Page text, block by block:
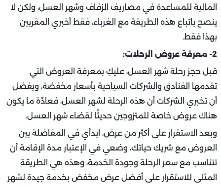
المالية للمساعدة في مصاريف الزفاف وشهر العسل، ولكن لا
ينصح باتباع هذه الطريقة مع الغرباء، فقط أخبري المقربين
بهذا فقط.
2- معرفة عروض الرحلات:
قبل حجز رحلة شهر العسل، عليكِ بمعرفة العروض التي
تقدمها الفنادق والشركات السياحية بأسعار مخفضة، ويفضل
أن تخبري الشركات أن هذه الرحلة لشهر العسل، فعادًة ما يكون
هناك عروض خاصة للمتزوجين حديثًا لقضاء شهر العسل.
وبعد الاستقرار على أكثر من عرض، ابدأي في المفاضلة بين
العروض مع شريك حياتك، وضعي في الإعتبار مدة الإقامة أن
تتناسب مع سعر الرحلة وجودة الخدمة، وهذه هي الطريقة
المثلى للاستقرار على أفضل عرض مخفض بخدمة جيدة لشهر